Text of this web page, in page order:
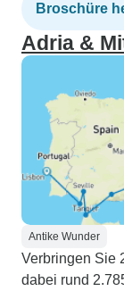
Broschüre
Adria &
Antike Wunder
Verbringen Sie
dabei rund